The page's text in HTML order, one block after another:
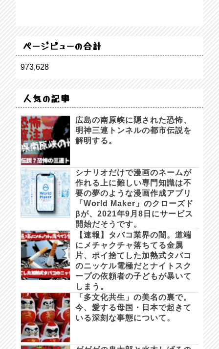
ページビューの合計
973,628
人気の記事
広島の南原峡に隠された恐怖、
明神三連トンネルの都市伝説を
解明する。
シナリオだけで漫画のネームが
作れる上に難しい専門知識は不
要の夢のような漫画作成アプリ
「World Maker」のクローズド
βが、2021年9月8日にサービス
開始だそうです。
【速報】タバコ業界の闇。道端
にメチャクチャ落ちてる金属
片、ポイ捨てした加熱式タバコ
のニッケル電極だとナイトスク
ープの依頼者の子どもが暴いて
しまう。
「多文化共生」の美名の裏で。
今、愛する母国・日本で起きて
いる深刻な事態について。